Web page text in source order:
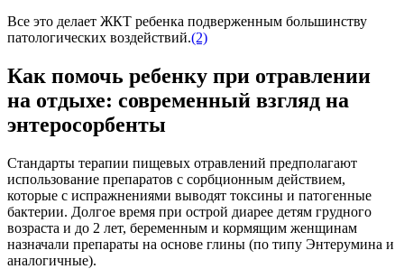
Все это делает ЖКТ ребенка подверженным большинству
патологических воздействий.(2)
Как помочь ребенку при отравлении
на отдыхе: современный взгляд на
энтеросорбенты
Стандарты терапии пищевых отравлений предполагают
использование препаратов с сорбционным действием,
которые с испражнениями выводят токсины и патогенные
бактерии. Долгое время при острой диарее детям грудного
возраста и до 2 лет, беременным и кормящим женщинам
назначали препараты на основе глины (по типу Энтерумина и
аналогичные).